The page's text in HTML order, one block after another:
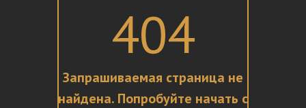
404
Запрашиваемая страница не
найдена. Попробуйте начать с